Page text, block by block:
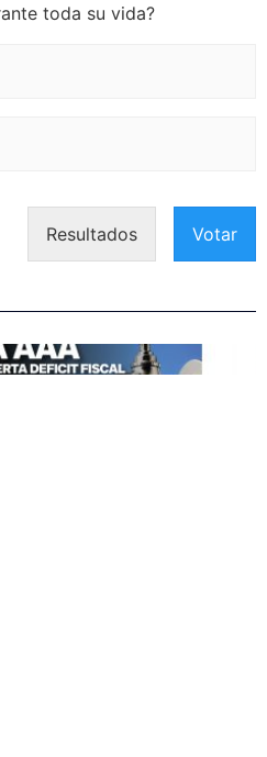
toda su vida?
Resultados Votar